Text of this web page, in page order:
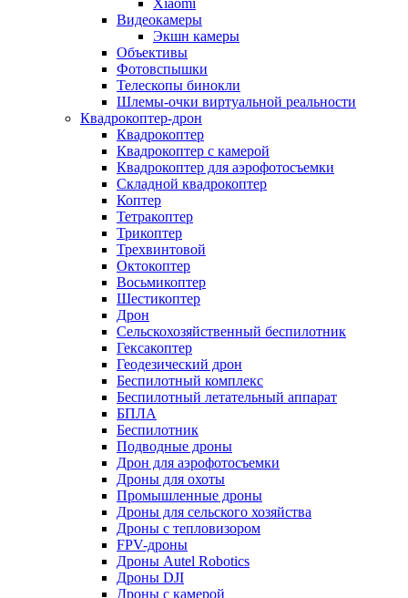
Xiaomi
Видеокамеры
Экшн камеры
Объективы
Фотовспышки
Телескопы бинокли
Шлемы-очки виртуальной реальности
Квадрокоптер-дрон
Квадрокоптер
Квадрокоптер с камерой
Квадрокоптер для аэрофотосъемки
Складной квадрокоптер
Коптер
Тетракоптер
Трикоптер
Трехвинтовой
Октокоптер
Восьмикоптер
Шестикоптер
Дрон
Сельскохозяйственный беспилотник
Гексакоптер
Геодезический дрон
Беспилотный комплекс
Беспилотный летательный аппарат
БПЛА
Беспилотник
Подводные дроны
Дрон для аэрофотосъемки
Дроны для охоты
Промышленные дроны
Дроны для сельского хозяйства
Дроны с тепловизором
FPV-дроны
Дроны Autel Robotics
Дроны DJI
Дроны с камерой